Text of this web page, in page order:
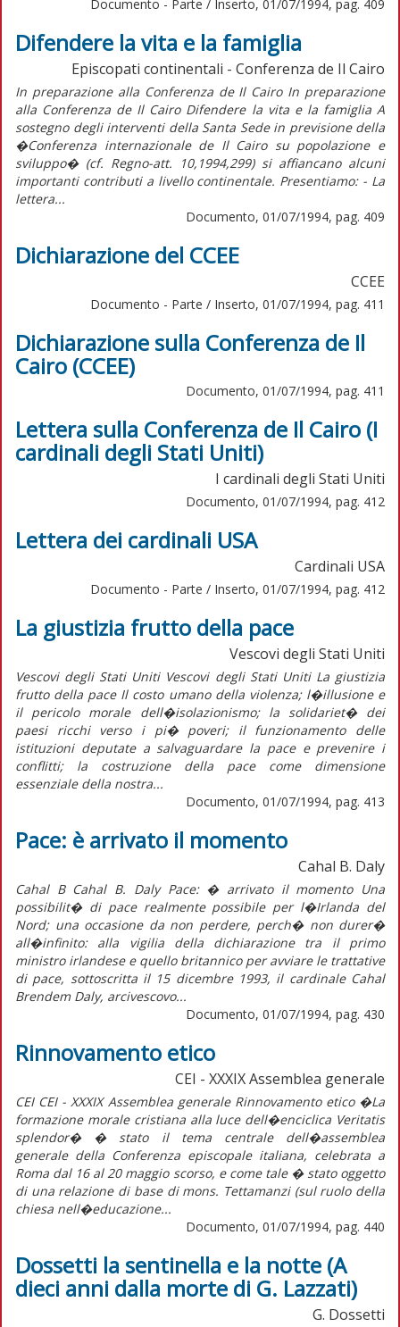
Documento - Parte / Inserto, 01/07/1994, pag. 409
Difendere la vita e la famiglia
Episcopati continentali - Conferenza de Il Cairo
In preparazione alla Conferenza de Il Cairo In preparazione
alla Conferenza de Il Cairo Difendere la vita e la famiglia A
sostegno degli interventi della Santa Sede in previsione della
�Conferenza internazionale de Il Cairo su popolazione e
sviluppo� (cf. Regno-att. 10,1994,299) si affiancano alcuni
importanti contributi a livello continentale. Presentiamo: - La
lettera...
Documento, 01/07/1994, pag. 409
Dichiarazione del CCEE
CCEE
Documento - Parte / Inserto, 01/07/1994, pag. 411
Dichiarazione sulla Conferenza de Il
Cairo (CCEE)
Documento, 01/07/1994, pag. 411
Lettera sulla Conferenza de Il Cairo (I
cardinali degli Stati Uniti)
I cardinali degli Stati Uniti
Documento, 01/07/1994, pag. 412
Lettera dei cardinali USA
Cardinali USA
Documento - Parte / Inserto, 01/07/1994, pag. 412
La giustizia frutto della pace
Vescovi degli Stati Uniti
Vescovi degli Stati Uniti Vescovi degli Stati Uniti La giustizia
frutto della pace Il costo umano della violenza; l�illusione e
il pericolo morale dell�isolazionismo; la solidariet� dei
paesi ricchi verso i pi� poveri; il funzionamento delle
istituzioni deputate a salvaguardare la pace e prevenire i
conflitti; la costruzione della pace come dimensione
essenziale della nostra...
Documento, 01/07/1994, pag. 413
Pace: è arrivato il momento
Cahal B. Daly
Cahal B Cahal B. Daly Pace: � arrivato il momento Una
possibilit� di pace realmente possibile per l�Irlanda del
Nord; una occasione da non perdere, perch� non durer�
all�infinito: alla vigilia della dichiarazione tra il primo
ministro irlandese e quello britannico per avviare le trattative
di pace, sottoscritta il 15 dicembre 1993, il cardinale Cahal
Brendem Daly, arcivescovo...
Documento, 01/07/1994, pag. 430
Rinnovamento etico
CEI - XXXIX Assemblea generale
CEI CEI - XXXIX Assemblea generale Rinnovamento etico �La
formazione morale cristiana alla luce dell�enciclica Veritatis
splendor� � stato il tema centrale dell�assemblea
generale della Conferenza episcopale italiana, celebrata a
Roma dal 16 al 20 maggio scorso, e come tale � stato oggetto
di una relazione di base di mons. Tettamanzi (sul ruolo della
chiesa nell�educazione...
Documento, 01/07/1994, pag. 440
Dossetti la sentinella e la notte (A
dieci anni dalla morte di G. Lazzati)
G. Dossetti